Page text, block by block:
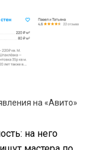
на «Авито»
на него